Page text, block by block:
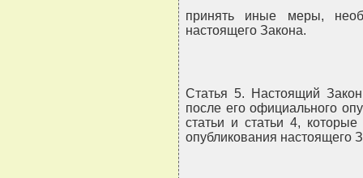
принять иные меры,
настоящего Закона.
Статья 5. Настоящий
после его официального
статьи и статьи 4,
опубликования настоящего